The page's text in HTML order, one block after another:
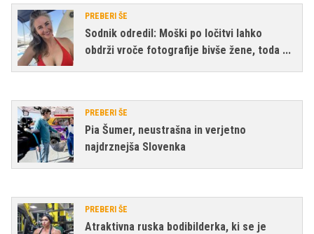
PREBERI ŠE
Sodnik odredil: Moški po ločitvi lahko
obdrži vroče fotografije bivše žene, toda ...
PREBERI ŠE
Pia Šumer, neustrašna in verjetno
najdrznejša Slovenka
PREBERI ŠE
Atraktivna ruska bodibilderka, ki se je